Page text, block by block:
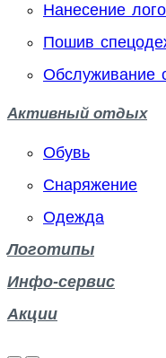
Нанесение
Пошив
Обслуживание
Активный отдых
Обувь
Снаряжение
Одежда
Логотипы
Инфо-сервис
Акции